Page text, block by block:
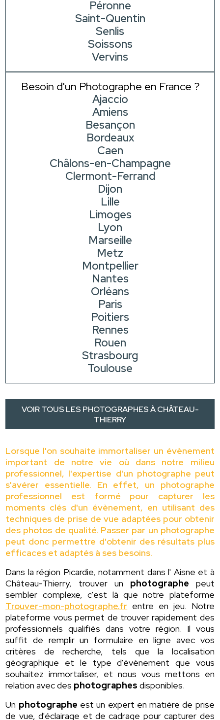
Péronne
Saint-Quentin
Senlis
Soissons
Vervins
Besoin d'un Photographe en France ?
Ajaccio
Amiens
Besançon
Bordeaux
Caen
Châlons-en-Champagne
Clermont-Ferrand
Dijon
Lille
Limoges
Lyon
Marseille
Metz
Montpellier
Nantes
Orléans
Paris
Poitiers
Rennes
Rouen
Strasbourg
Toulouse
VOIR TOUS LES PHOTOGRAPHES À CHÂTEAU-
THIERRY
Lorsque l'on souhaite immortaliser un évènement
important de notre vie où dans notre milieu
professionnel, l'expertise d'un photographe peut
s'avérer essentielle. En effet, un photographe
professionnel est formé pour capturer les
moments clés d'un évènement, en utilisant des
techniques de prise de vue adaptées pour obtenir
des photos de qualité. Passer par un photographe
peut donc permettre d'obtenir des résultats plus
efficaces et adaptés à ses besoins.
Dans la région Picardie, notamment dans l' Aisne et à
Château-Thierry, trouver un photographe peut
sembler complexe, c'est là que notre plateforme
Trouver-mon-photographe.fr entre en jeu. Notre
plateforme vous permet de trouver rapidement des
professionnels qualifiés dans votre région. Il vous
suffit de remplir un formulaire en ligne avec vos
critères de recherche, tels que la localisation
géographique et le type d'évènement que vous
souhaitez immortaliser, et nous vous mettons en
relation avec des photographes disponibles.
Un photographe est un expert en matière de prise
de vue, d'éclairage et de cadrage pour capturer des